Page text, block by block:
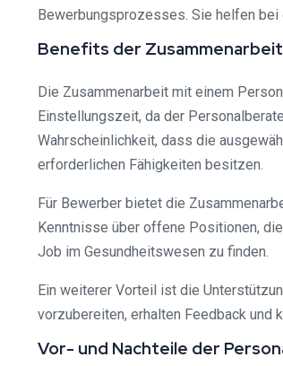
Bewerbungsprozesses. Sie helfen
Benefits der
Die Zusammenarbeit mit einem
Einstellungszeit, da der
Wahrscheinlichkeit, dass die
erforderlichen Fähigkeiten besitzen.
Für Bewerber bietet die
Kenntnisse über offene Positionen,
Job im Gesundheitswesen zu finden.
Ein weiterer Vorteil ist die
vorzubereiten, erhalten Feedback und
Vor- und Nachteile der